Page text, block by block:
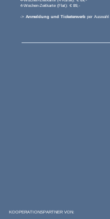
4-Wochen-Zeitkarte (Flat): € 89,-
-> Anmeldung und Ticketerwerb per Auswahl
KOOPERATIONSPARTNER VON: